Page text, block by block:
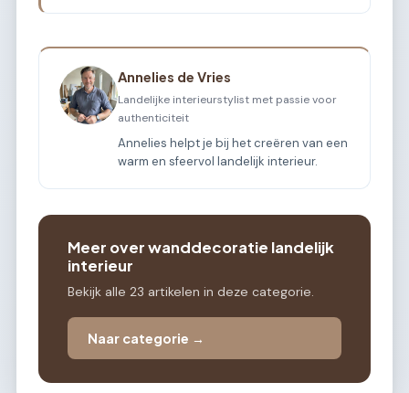
Annelies de Vries
Landelijke interieurstylist met passie voor
authenticiteit
Annelies helpt je bij het creëren van een
warm en sfeervol landelijk interieur.
Meer over wanddecoratie landelijk
interieur
Bekijk alle 23 artikelen in deze categorie.
Naar categorie →